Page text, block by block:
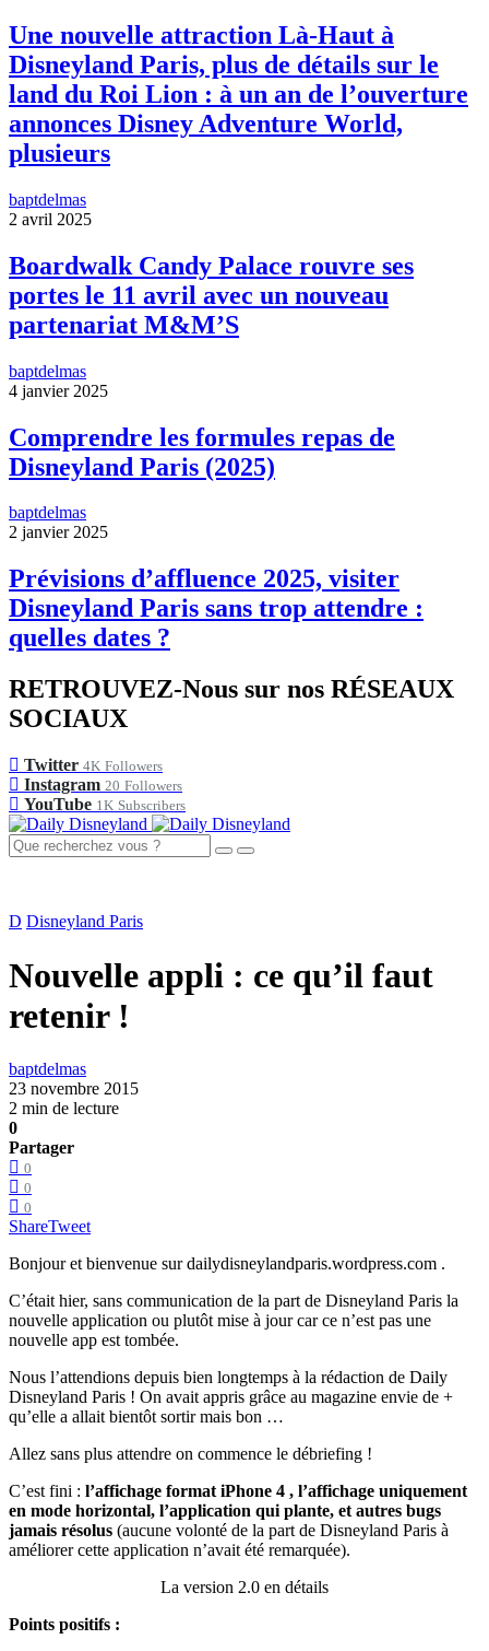
Une nouvelle attraction Là-Haut à
Disneyland Paris, plus de détails sur le
land du Roi Lion : à un an de l’ouverture
annonces Disney Adventure World,
plusieurs
baptdelmas
2 avril 2025
Boardwalk Candy Palace rouvre ses
portes le 11 avril avec un nouveau
partenariat M&M’S
baptdelmas
4 janvier 2025
Comprendre les formules repas de
Disneyland Paris (2025)
baptdelmas
2 janvier 2025
Prévisions d’affluence 2025, visiter
Disneyland Paris sans trop attendre :
quelles dates ?
RETROUVEZ-Nous sur nos RÉSEAUX
SOCIAUX
Twitter 4K Followers
Instagram 20 Followers
YouTube 1K Subscribers
D Disneyland Paris
Nouvelle appli : ce qu’il faut
retenir !
baptdelmas
23 novembre 2015
2 min de lecture
0
Partager
0
0
0
ShareTweet
Bonjour et bienvenue sur dailydisneylandparis.wordpress.com .
C’était hier, sans communication de la part de Disneyland Paris la
nouvelle application ou plutôt mise à jour car ce n’est pas une
nouvelle app est tombée.
Nous l’attendions depuis bien longtemps à la rédaction de Daily
Disneyland Paris ! On avait appris grâce au magazine envie de +
qu’elle a allait bientôt sortir mais bon …
Allez sans plus attendre on commence le débriefing !
C’est fini : l’affichage format iPhone 4 , l’affichage uniquement
en mode horizontal, l’application qui plante, et autres bugs
jamais résolus (aucune volonté de la part de Disneyland Paris à
améliorer cette application n’avait été remarquée).
La version 2.0 en détails
Points positifs :